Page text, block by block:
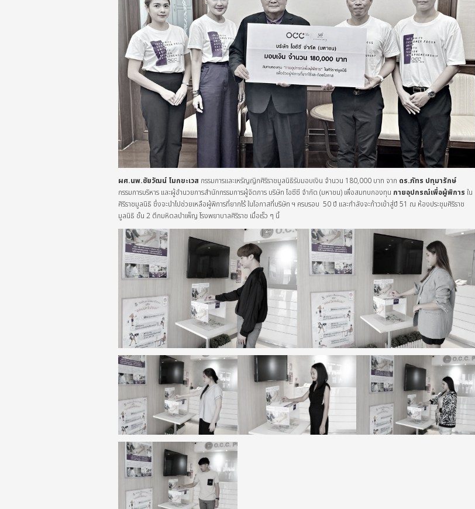
ผศ.นพ.ชัยวัฒน์ โมกขะเวส กรรมการและเหรัญญิกศิริราชมูลนิธิรับมอบเงิน จำนวน 180,000 บาท จาก ดร.ภัทร ปทุมารักษ์
กรรมการบริหาร และผู้อำนวยการสำนักกรรมการผู้จัดการ บริษัท โอซีซี จำกัด (มหาชน) เพื่อสมทบกองทุน กายอุปกรณ์เพื่อผู้พิการ ใน
ศิริราชมูลนิธิ ซึ่งจะนำไปช่วยเหลือผู้พิการที่ยากไร้ ในโอกาสที่บริษัท ฯ ครบรอบ 50 ปี และกำลังจะก้าวเข้าสู่ปี 51 ณ ห้องประชุมศิริราช
มูลนิธิ ชั้น 2 ตึกมหิดลบำเพ็ญ โรงพยาบาลศิริราช เมื่อเร็ว ๆ นี้